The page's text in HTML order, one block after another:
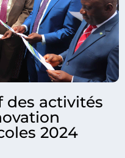
des activités
2024